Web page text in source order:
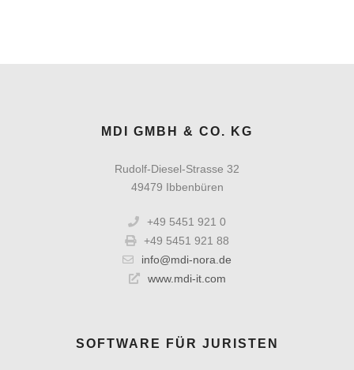
MDI GMBH & CO. KG
Rudolf-Diesel-Strasse 32
49479 Ibbenbüren
+49 5451 921 0
+49 5451 921 88
info@mdi-nora.de
www.mdi-it.com
SOFTWARE FÜR JURISTEN